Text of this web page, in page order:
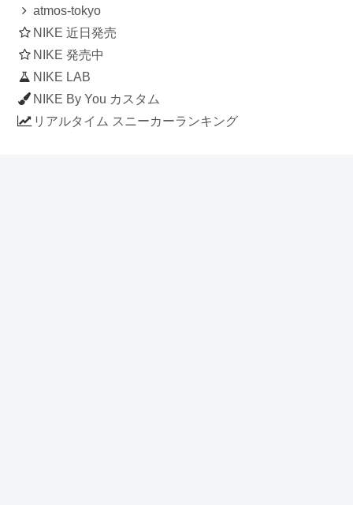
atmos-tokyo
NIKE 近日発売
NIKE 発売中
NIKE LAB
NIKE By You カスタム
リアルタイム スニーカーランキング